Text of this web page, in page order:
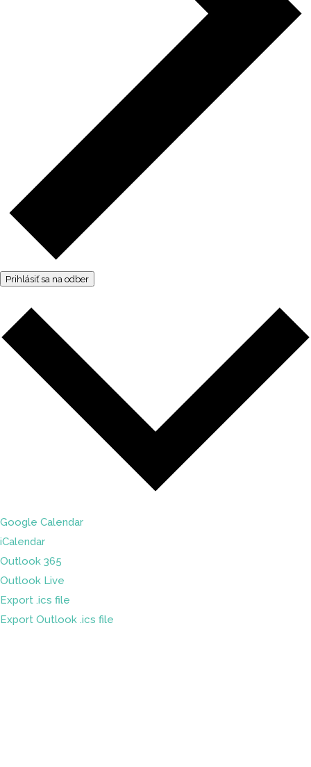
Prihlásiť sa na odber
Google Calendar
iCalendar
Outlook 365
Outlook Live
Export .ics file
Export Outlook .ics file